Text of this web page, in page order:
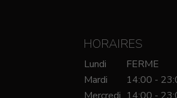
HORAIRES
Lundi
FERME
Mardi
14:00 -